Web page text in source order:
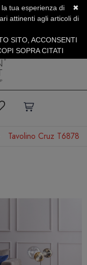
Agosto
Tavolino Cruz T6878
✖
tua esperienza di
attinenti agli articoli di
SITO, ACCONSENTI
SOPRA CITATI